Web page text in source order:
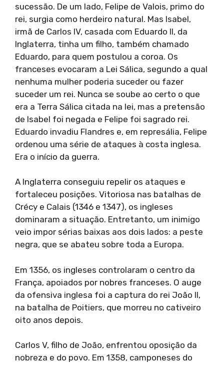
sucessão. De um lado, Felipe de Valois, primo do
rei, surgia como herdeiro natural. Mas Isabel,
irmã de Carlos IV, casada com Eduardo II, da
Inglaterra, tinha um filho, também chamado
Eduardo, para quem postulou a coroa. Os
franceses evocaram a Lei Sálica, segundo a qual
nenhuma mulher poderia suceder ou fazer
suceder um rei. Nunca se soube ao certo o que
era a Terra Sálica citada na lei, mas a pretensão
de Isabel foi negada e Felipe foi sagrado rei.
Eduardo invadiu Flandres e, em represália, Felipe
ordenou uma série de ataques à costa inglesa.
Era o início da guerra.
A Inglaterra conseguiu repelir os ataques e
fortaleceu posições. Vitoriosa nas batalhas de
Crécy e Calais (1346 e 1347), os ingleses
dominaram a situação. Entretanto, um inimigo
veio impor sérias baixas aos dois lados: a peste
negra, que se abateu sobre toda a Europa.
Em 1356, os ingleses controlaram o centro da
França, apoiados por nobres franceses. O auge
da ofensiva inglesa foi a captura do rei João II,
na batalha de Poitiers, que morreu no cativeiro
oito anos depois.
Carlos V, filho de João, enfrentou oposição da
nobreza e do povo. Em 1358, camponeses do